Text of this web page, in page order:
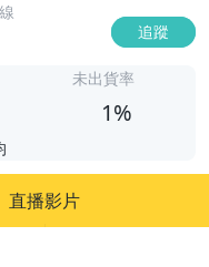
追蹤
未出貨率
1%
直播影片